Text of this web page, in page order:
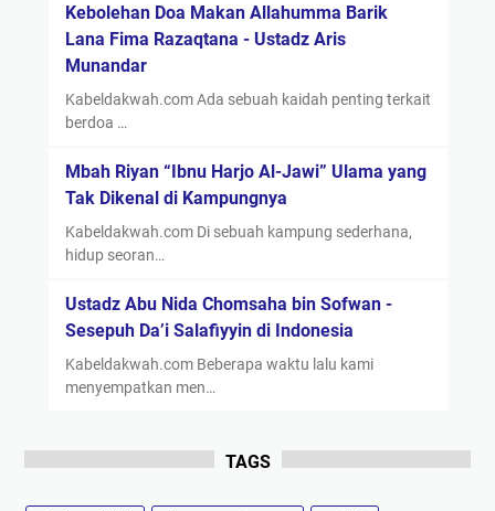
Kebolehan Doa Makan Allahumma Barik
Lana Fima Razaqtana - Ustadz Aris
Munandar
Kabeldakwah.com Ada sebuah kaidah penting terkait
berdoa …
Mbah Riyan “Ibnu Harjo Al-Jawi” Ulama yang
Tak Dikenal di Kampungnya
Kabeldakwah.com Di sebuah kampung sederhana,
hidup seoran…
Ustadz Abu Nida Chomsaha bin Sofwan -
Sesepuh Da’i Salafiyyin di Indonesia
Kabeldakwah.com Beberapa waktu lalu kami
menyempatkan men…
TAGS